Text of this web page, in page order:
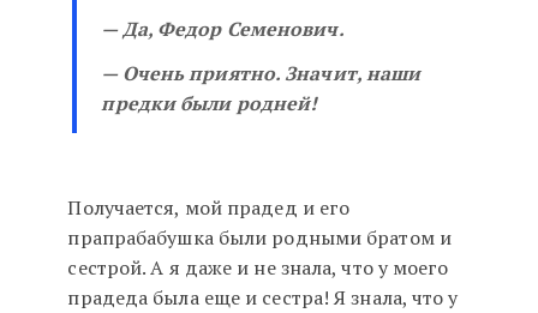
— Да, Федор Семенович.
— Очень приятно. Значит, наши
предки были родней!
Получается, мой прадед и его
прапрабабушка были родными братом и
сестрой. А я даже и не знала, что у моего
прадеда была еще и сестра! Я знала, что у